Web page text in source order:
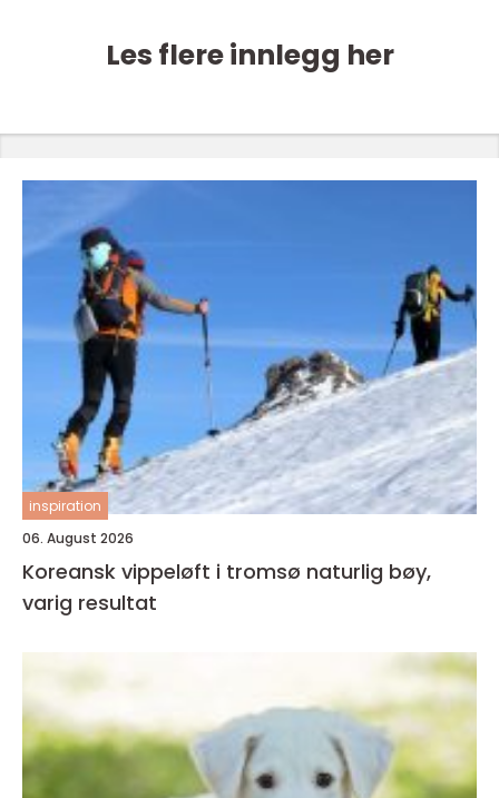
Les flere innlegg her
inspiration
06. August 2026
Koreansk vippeløft i tromsø naturlig bøy,
varig resultat